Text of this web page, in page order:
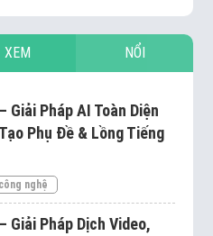
XEM NỔI
Giải Pháp AI Toàn Diện
Phụ Đề & Lồng Tiếng
nghệ
Giải Pháp Dịch Video,